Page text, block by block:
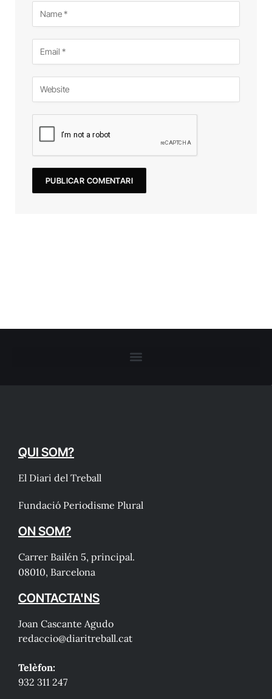
QUI SOM?
El Diari del Treball
Fundació Periodisme Plural
ON SOM?
Carrer Bailén 5, principal.
08010, Barcelona
CONTACTA'NS
Joan Cascante Agudo
redaccio@diaritreball.cat
Telèfon:
932 311 247